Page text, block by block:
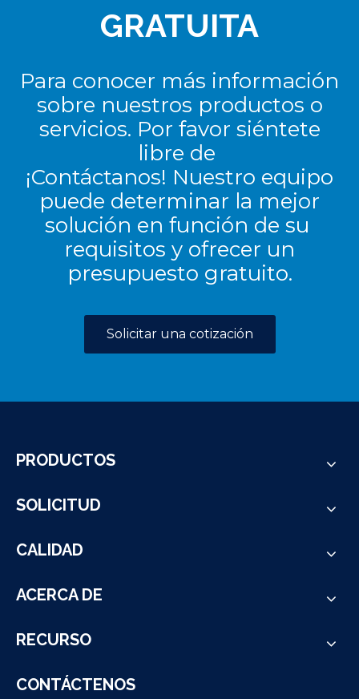
GRATUITA
Para conocer más información
sobre nuestros productos o
servicios. Por favor siéntete
libre de
¡Contáctanos! Nuestro equipo
puede determinar la mejor
solución en función de su
requisitos y ofrecer un
presupuesto gratuito.
Solicitar una cotización
PRODUCTOS
SOLICITUD
CALIDAD
ACERCA DE
RECURSO
CONTÁCTENOS